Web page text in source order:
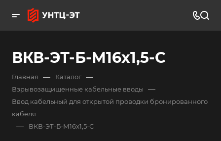
ВКВ-ЭТ-Б-М16х1,5-С
Главная — Каталог —
Взрывозащищенные кабельные вводы —
Ввод кабельный для открытой проводки бронированного
кабеля
— ВКВ-ЭТ-Б-М16х1,5-С